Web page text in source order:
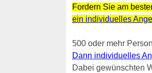
Fordern Sie am
ein individuelles
500 oder mehr
Dann individuelles
Dabei gewünschten